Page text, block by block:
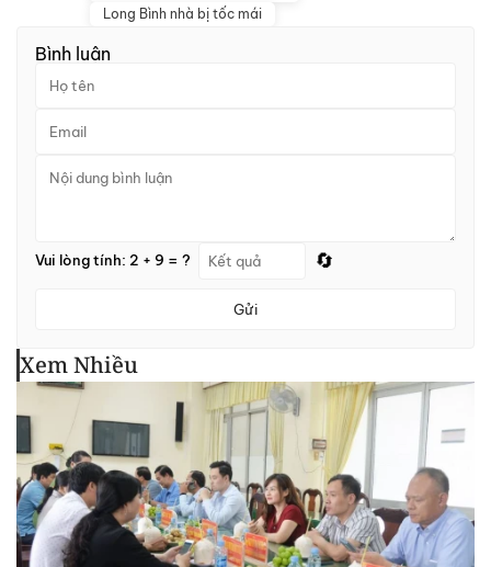
Long Bình nhà bị tốc mái
Bình luận
Vui lòng tính: 2 + 9 = ? 🔄
Gửi
Xem Nhiều